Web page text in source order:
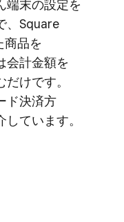
端末の​設定を​
、​Square
商品を​
会計金額を​
けです。​
ド決済方​
ています。